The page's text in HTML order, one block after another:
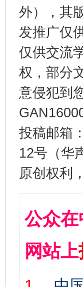
外），其
发推广仅
仅供交流
权，部分
意侵犯到
投稿邮箱
12号（华
原创权利
公众
网站上